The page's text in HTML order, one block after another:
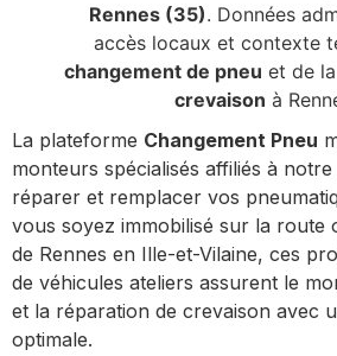
Rennes (35). Données
accès locaux et contexte
changement de pneu et de la
crevaison à
La plateforme Changement Pneu
monteurs spécialisés affiliés à
réparer et remplacer vos
vous soyez immobilisé sur la route
de Rennes en Ille-et-Vilaine, ces
de véhicules ateliers assurent le
et la réparation de crevaison avec
optimale.